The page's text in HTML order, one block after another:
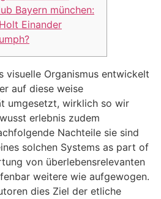
Bayern münchen:
Einander
visuelle Organismus entwickelt
auf diese weise
umgesetzt, wirklich so wir
erlebnis zudem
Nachteile sie sind
solchen Systems as part of
von überlebensrelevanten
weitere wie aufgewogen.
dies Ziel der etliche